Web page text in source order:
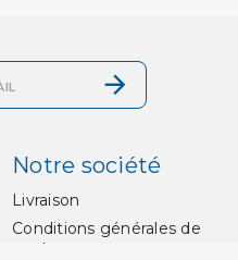
Notre société
Livraison
Conditions générales de
vente